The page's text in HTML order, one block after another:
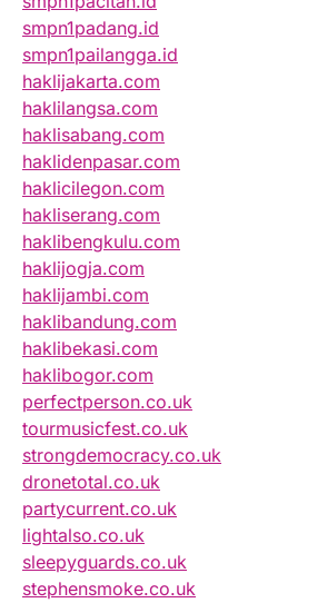
smpn1padang.id
smpn1pailangga.id
haklijakarta.com
haklilangsa.com
haklisabang.com
haklidenpasar.com
haklicilegon.com
hakliserang.com
haklibengkulu.com
haklijogja.com
haklijambi.com
haklibandung.com
haklibekasi.com
haklibogor.com
perfectperson.co.uk
tourmusicfest.co.uk
strongdemocracy.co.uk
dronetotal.co.uk
partycurrent.co.uk
lightalso.co.uk
sleepyguards.co.uk
stephensmoke.co.uk